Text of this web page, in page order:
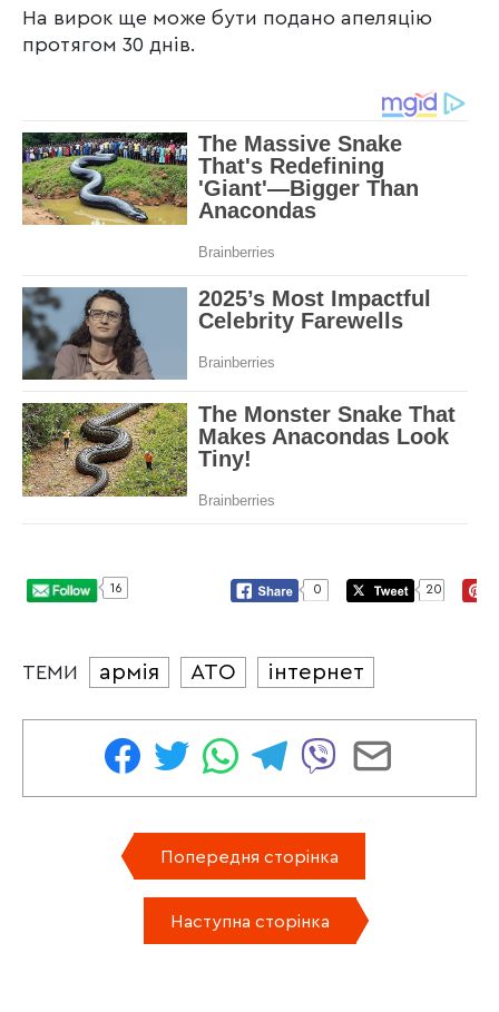
На вирок ще може бути подано апеляцію
протягом 30 днів.
16 0 20
ТЕМИ армія АТО інтернет
Попередня сторінка
Наступна сторінка